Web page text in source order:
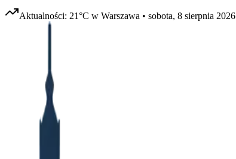
Aktualności: 21°C w Warszawa • sobota, 8 sierpnia 2026